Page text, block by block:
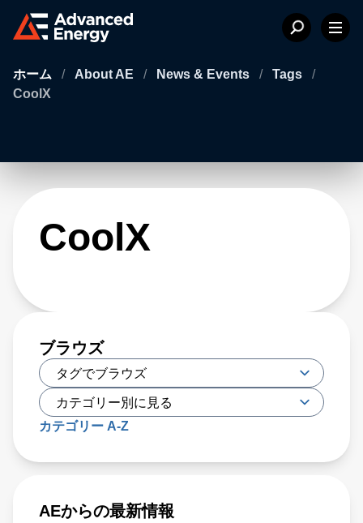
ホーム / About AE / News & Events / Tags
/
CoolX
CoolX
ブラウズ
カテゴリー A-Z
AEからの最新情報